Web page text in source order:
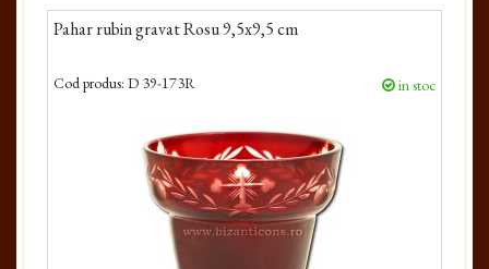
Pahar rubin gravat Rosu 9,5x9,5 cm
Cod produs: D 39-173R in stoc